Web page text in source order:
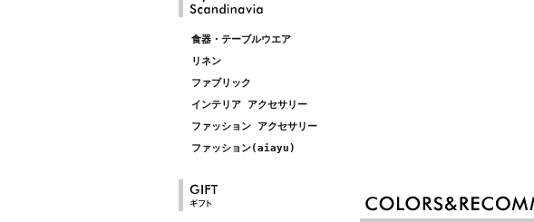
食器・テーブルウエア
リネン
ファブリック
インテリア アクセサリー
ファッション アクセサリー
ファッション(aiayu)